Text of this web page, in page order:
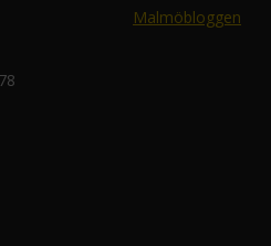
Malmöbloggen